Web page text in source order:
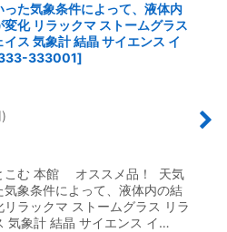
った気象条件によって、液体内
化 リラックマ ストームグラス
イス 気象計 結晶 サイエンス イ
333001]
)
こむ 本館 オススメ品！ 天気
気象条件によって、液体内の結
ラックマ ストームグラス リラ
気象計 結晶 サイエンス イ…